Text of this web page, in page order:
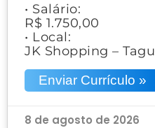
• Salário:
R$ 1.750,00
• Local:
JK Shopping –
Enviar Currículo »
8 de agosto de 2026